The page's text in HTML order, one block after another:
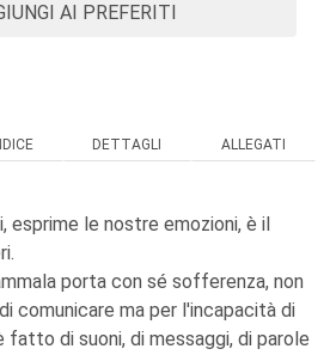
AI PREFERITI
DETTAGLI ALLEGATI
esprime le nostre emozioni, è il
porta con sé sofferenza, non
comunicare ma per l'incapacità di
fatto di suoni, di messaggi, di parole